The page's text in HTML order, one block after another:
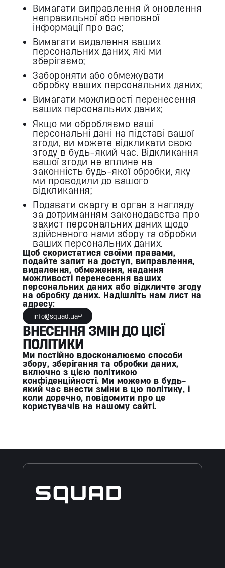
Вимагати виправлення й оновлення
неправильної або неповної
інформації про вас;
Вимагати видалення ваших
персональних даних, які ми
зберігаємо;
Забороняти або обмежувати
обробку ваших персональних даних;
Вимагати можливості перенесення
ваших персональних даних;
Якщо ми обробляємо ваші
персональні дані на підставі вашої
згоди, ви можете відкликати свою
згоду в будь-який час. Відкликання
вашої згоди не вплине на
законність будь-якої обробки, яку
ми проводили до вашого
відкликання;
Подавати скаргу в орган з нагляду
за дотриманням законодавства про
захист персональних даних щодо
здійсненого нами збору та обробки
ваших персональних даних.
Щоб скористатися своїми правами,
подайте запит на доступ, виправлення,
видалення, обмеження, надання
можливості перенесення ваших
персональних даних або відкличте згоду
на обробку даних. Надішліть нам лист на
адресу:
info@squad.ua
ВНЕСЕННЯ ЗМІН ДО ЦІЄЇ
ПОЛІТИКИ
Ми постійно вдосконалюємо способи
збору, зберігання та обробки даних,
включно з цією політикою
конфіденційності. Ми можемо в будь-
який час внести зміни в цю політику, і
коли доречно, повідомити про це
користувачів на нашому сайті.